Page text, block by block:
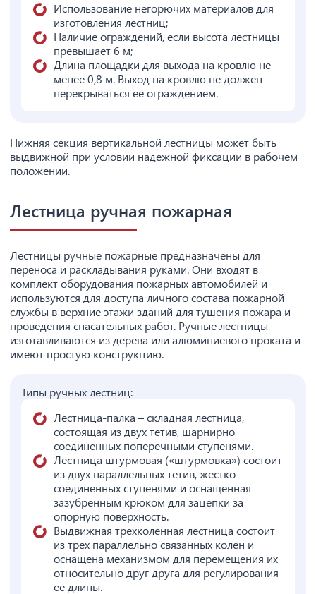
Использование негорючих материалов для
изготовления лестниц;
Наличие ограждений, если высота лестницы
превышает 6 м;
Длина площадки для выхода на кровлю не
менее 0,8 м. Выход на кровлю не должен
перекрываться ее ограждением.
Нижняя секция вертикальной лестницы может быть
выдвижной при условии надежной фиксации в рабочем
положении.
Лестница ручная пожарная
Лестницы ручные пожарные предназначены для
переноса и раскладывания руками. Они входят в
комплект оборудования пожарных автомобилей и
используются для доступа личного состава пожарной
службы в верхние этажи зданий для тушения пожара и
проведения спасательных работ. Ручные лестницы
изготавливаются из дерева или алюминиевого проката и
имеют простую конструкцию.
Типы ручных лестниц:
Лестница-палка – складная лестница,
состоящая из двух тетив, шарнирно
соединенных поперечными ступенями.
Лестница штурмовая («штурмовка») состоит
из двух параллельных тетив, жестко
соединенных ступенями и оснащенная
зазубренным крюком для зацепки за
опорную поверхность.
Выдвижная трехколенная лестница состоит
из трех параллельно связанных колен и
оснащена механизмом для перемещения их
относительно друг друга для регулирования
ее длины.